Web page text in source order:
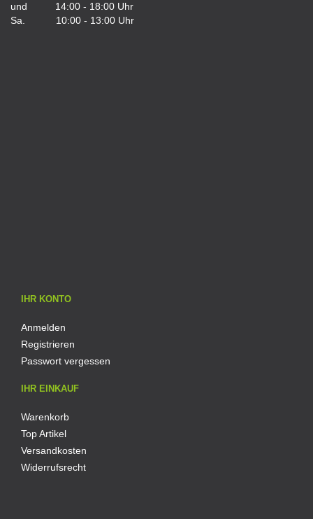
und 14:00 - 18:00 Uhr
Sa. 10:00 - 13:00 Uhr
IHR KONTO
Anmelden
Registrieren
Passwort vergessen
IHR EINKAUF
Warenkorb
Top Artikel
Versandkosten
Widerrufsrecht